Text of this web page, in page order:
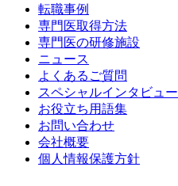
転職事例
専門医取得方法
専門医の研修施設
ニュース
よくあるご質問
スペシャルインタビュー
お役立ち用語集
お問い合わせ
会社概要
個人情報保護方針